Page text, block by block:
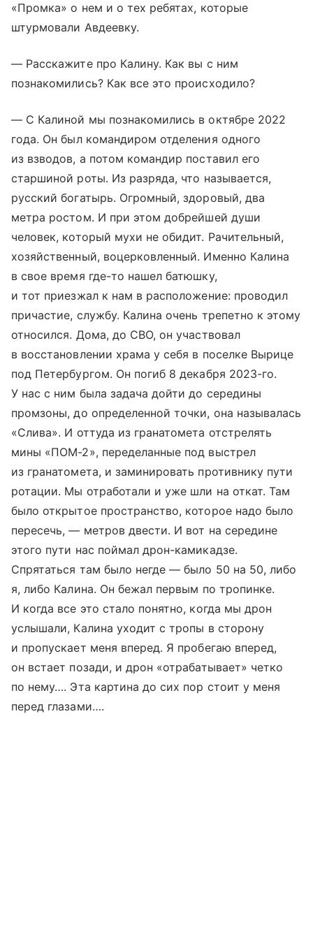
«Промка» о нем и о тех ребятах, которые
штурмовали Авдеевку.
— Расскажите про Калину. Как вы с ним
познакомились? Как все это происходило?
— С Калиной мы познакомились в октябре 2022
года. Он был командиром отделения одного
из взводов, а потом командир поставил его
старшиной роты. Из разряда, что называется,
русский богатырь. Огромный, здоровый, два
метра ростом. И при этом добрейшей души
человек, который мухи не обидит. Рачительный,
хозяйственный, воцерковленный. Именно Калина
в свое время где-то нашел батюшку,
и тот приезжал к нам в расположение: проводил
причастие, службу. Калина очень трепетно к этому
относился. Дома, до СВО, он участвовал
в восстановлении храма у себя в поселке Вырице
под Петербургом. Он погиб 8 декабря 2023-го.
У нас с ним была задача дойти до середины
промзоны, до определенной точки, она называлась
«Слива». И оттуда из гранатомета отстрелять
мины «ПОМ-2», переделанные под выстрел
из гранатомета, и заминировать противнику пути
ротации. Мы отработали и уже шли на откат. Там
было открытое пространство, которое надо было
пересечь, — метров двести. И вот на середине
этого пути нас поймал дрон-камикадзе.
Спрятаться там было негде — было 50 на 50, либо
я, либо Калина. Он бежал первым по тропинке.
И когда все это стало понятно, когда мы дрон
услышали, Калина уходит с тропы в сторону
и пропускает меня вперед. Я пробегаю вперед,
он встает позади, и дрон «отрабатывает» четко
по нему…. Эта картина до сих пор стоит у меня
перед глазами….